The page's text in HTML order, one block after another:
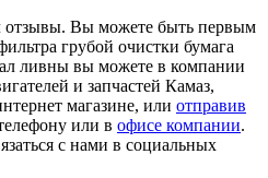
отзывы. Вы можете быть первым
грубой очистки бумага
ливны вы можете в компании
и запчастей Камаз,
магазине, или отправив
или в офисе компании.
с нами в социальных